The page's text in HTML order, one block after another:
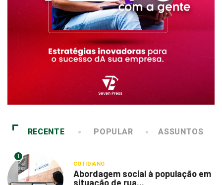
RECENTE POPULAR ASSUNTOS
1
COTIDIANO
Abordagem social à população em
situação de rua...